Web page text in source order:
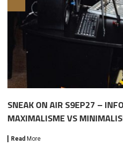
SNEAK ON AIR S9EP27 –
MAXIMALISME VS
Read More